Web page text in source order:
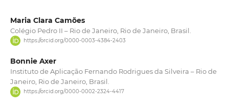
Maria Clara Camões
Colégio Pedro II – Rio de Janeiro, Rio de Janeiro, Brasil.
https://orcid.org/0000-0003-4384-2403
Bonnie Axer
Instituto de Aplicação Fernando Rodrigues da Silveira – Rio de
Janeiro, Rio de Janeiro, Brasil.
https://orcid.org/0000-0002-2324-4417